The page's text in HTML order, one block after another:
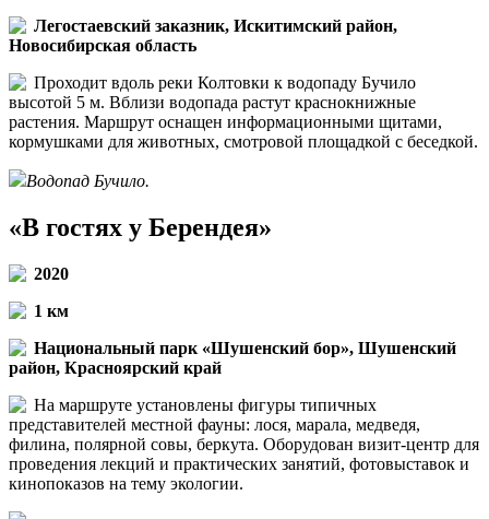
Легостаевский заказник, Искитимский район,
Новосибирская область
Проходит вдоль реки Колтовки к водопаду Бучило
высотой 5 м. Вблизи водопада растут краснокнижные
растения. Маршрут оснащен информационными щитами,
кормушками для животных, смотровой площадкой с беседкой.
Водопад Бучило.
«В гостях у Берендея»
2020
1 км
Национальный парк «Шушенский бор», Шушенский
район, Красноярский край
На маршруте установлены фигуры типичных
представителей местной фауны: лося, марала, медведя,
филина, полярной совы, беркута. Оборудован визит-центр для
проведения лекций и практических занятий, фотовыставок и
кинопоказов на тему экологии.